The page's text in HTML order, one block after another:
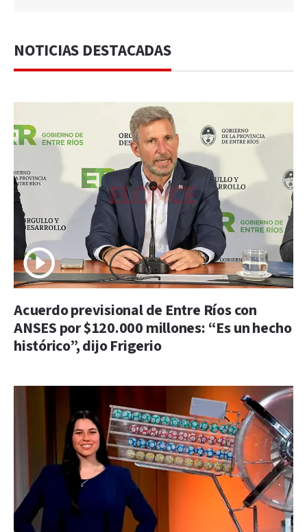
NOTICIAS DESTACADAS
Acuerdo previsional de Entre Ríos con
ANSES por $120.000 millones: “Es un hecho
histórico”, dijo Frigerio